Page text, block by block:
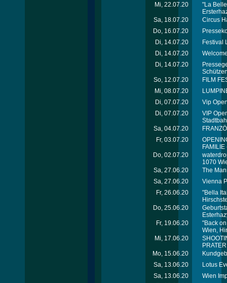
Mi, 22.07.20
"La
Sa, 18.07.20
Circus
Do, 16.07.20
Di, 14.07.20
Festival
Di, 14.07.20
Di, 14.07.20
So, 12.07.20
FILM
Mi, 08.07.20
Di, 07.07.20
Vip
Di, 07.07.20
VIP
Sa, 04.07.20
Fr, 03.07.20
Do, 02.07.20
1070
Sa, 27.06.20
The
Sa, 27.06.20
Vienna
Fr, 26.06.20
"Bella
Do, 25.06.20
Fr, 19.06.20
"Back
Wien,
Mi, 17.06.20
Mo, 15.06.20
Sa, 13.06.20
Lotus
Sa, 13.06.20
Wien